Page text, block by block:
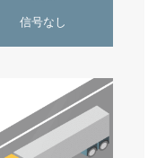
信号なし